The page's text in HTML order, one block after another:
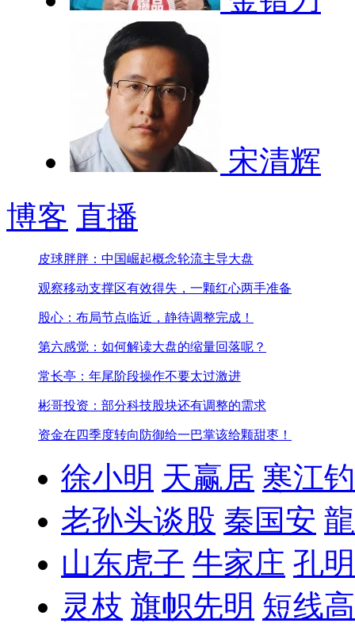
宋清辉
博客 直播
皮球胖胖：中国崛起概念轮流主导大盘
观察移动支撑区有效得失，一颗红心两手准备
股心：布局节点临近，静待调整完成！
第六感觉：如何解读大盘的缩量回落呢？
常长亭：年尾阶段操作不要太过激进
彬哥投资：部分科技股块还有调整的需求
资金在四季度转向防御给一巴掌该给颗甜枣！
徐小明 天赢居 寒江
老孙头谈股 秦国安
山东虎子 牛家庄 孔
灵枝 旗帜先明 短线